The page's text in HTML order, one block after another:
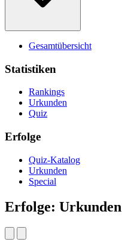
Gesamtübersicht
Statistiken
Rankings
Urkunden
Quiz
Erfolge
Quiz-Katalog
Urkunden
Special
Erfolge: Urkunden